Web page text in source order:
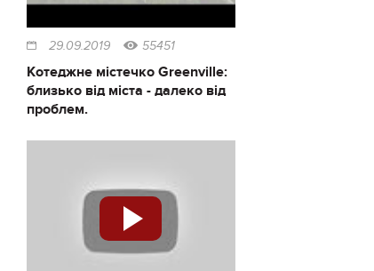
29.09.2019 55451
Котеджне містечко Greenville:
близько від міста - далеко від
проблем.